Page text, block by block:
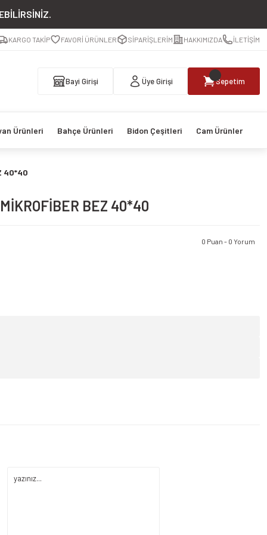
KARGO TAKİP FAVORİ ÜRÜNLER SİPARİŞLERİM HAKKIMIZDA İLETİŞİM
Bayi Girişi Üye Girişi Sepetim
Ürünleri Bahçe Ürünleri Bidon Çeşitleri Cam Ürünler
40*40
BEZ 40*40
0 Puan - 0 Yorum